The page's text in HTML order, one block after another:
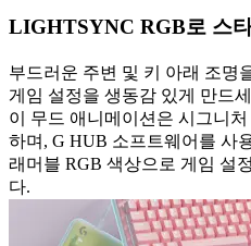
LIGHTSYNC RGB로 스
부드러운 주변 및 키 아래 조명
게임 설정을 생동감 있게 만드
이 무드 애니메이션은 시그니
하며, G HUB 소프트웨어를 사
래머블 RGB 색상으로 게임 설
다.